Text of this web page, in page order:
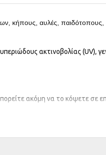
κήπους, αυλές, παιδότοπους,
ακτινοβολίας (UV),
ακόμη να το κόψετε σε